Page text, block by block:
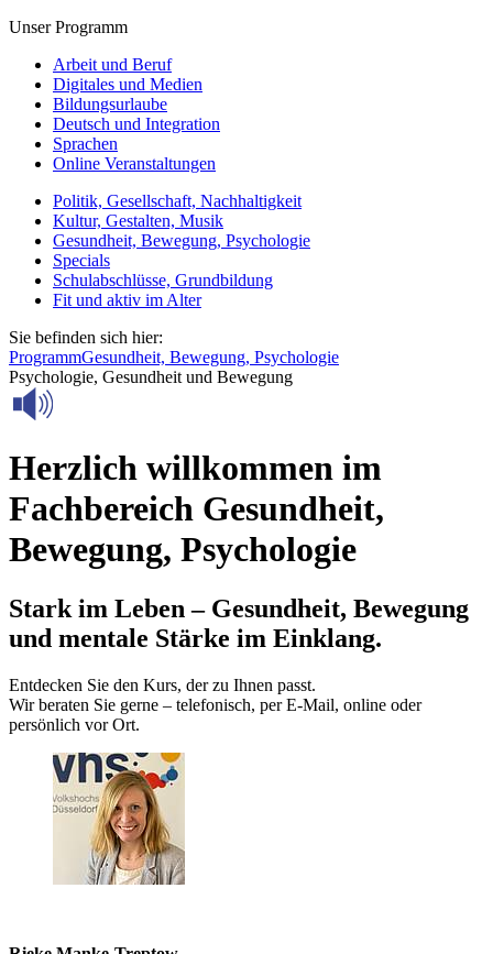
Unser Programm
Arbeit und Beruf
Digitales und Medien
Bildungsurlaube
Deutsch und Integration
Sprachen
Online Veranstaltungen
Politik, Gesellschaft, Nachhaltigkeit
Kultur, Gestalten, Musik
Gesundheit, Bewegung, Psychologie
Specials
Schulabschlüsse, Grundbildung
Fit und aktiv im Alter
Sie befinden sich hier:
ProgrammGesundheit, Bewegung, Psychologie
Psychologie, Gesundheit und Bewegung
Herzlich willkommen im
Fachbereich Gesundheit,
Bewegung, Psychologie
Stark im Leben – Gesundheit, Bewegung
und mentale Stärke im Einklang.
Entdecken Sie den Kurs, der zu Ihnen passt.
Wir beraten Sie gerne – telefonisch, per E‑Mail, online oder
persönlich vor Ort.